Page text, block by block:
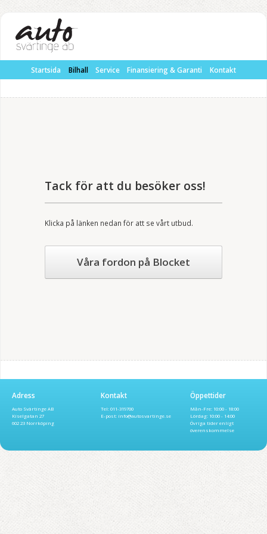
Startsida Bilhall Service Finansiering & Garanti Kontakt
Tack för att du besöker oss!
Klicka på länken nedan för att se vårt utbud.
Våra fordon på Blocket
Adress
Auto Svärtinge AB
Kiselgatan 27
602 23 Norrköping
Kontakt
Tel:011-319700
E-post: es.egnitravsotua@ofni
Öppettider
Mån-Fre: 10:00 - 18:00
Lördag: 10:00 - 14:00
Övriga tider enligt
överenskommelse